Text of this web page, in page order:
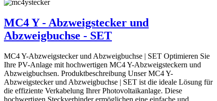
MC4 Y - Abzweigstecker und
Abzweigbuchse - SET
MC4 Y-Abzweigstecker und Abzweigbuchse | SET Optimieren Sie
Ihre PV-Anlage mit hochwertigen MC4 Y-Abzweigsteckern und
Abzweigbuchsen. Produktbeschreibung Unser MC4 Y-
Abzweigstecker und Abzweigbuchse | SET ist die ideale Lösung für
die effiziente Verkabelung Ihrer Photovoltaikanlage. Diese
hochwertigen Steckverbinder ermöglichen eine einfache und